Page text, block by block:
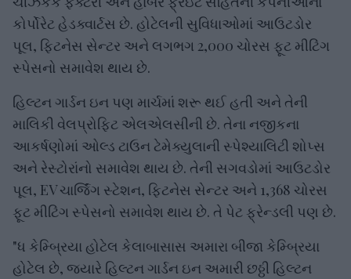
કોર્પોરેટ હેડક્વાર્ટસ છે. હોટેલની સુવિધાઓમાં આઉટડોર
પૂલ, ફિટનેસ સેન્ટર અને લગભગ 2,000 ચોરસ ફૂટ મીટિંગ
સ્પેસનો સમાવેશ થાય છે.
હિલ્ટન ગાર્ડન ઇન પણ માર્ચમાં શરૂ થઈ હતી અને તેની
માલિકી વેલપ્રોફિટ એલએલસીની છે. તેના નજીકના
આકર્ષણોમાં ઓલ્ડ ટાઉન ટેમેક્યુલાની સ્પેશ્યાલિટી શોપ્સ
અને રેસ્ટોરાંનો સમાવેશ થાય છે. તેની સગવડોમાં આઉટડોર
પૂલ, EV ચાર્જિંગ સ્ટેશન, ફિટનેસ સેન્ટર અને 1,368 ચોરસ
ફૂટ મીટિંગ સ્પેસનો સમાવેશ થાય છે. તે પેટ ફ્રેન્ડલી પણ છે.
"ધ કેમ્બ્રિયા હોટેલ કેલાબાસાસ અમારા બીજા કેમ્બ્રિયા
હોટેલ છે, જ્યારે હિલ્ટન ગાર્ડન ઇન અમારી છઠ્ઠી હિલ્ટન